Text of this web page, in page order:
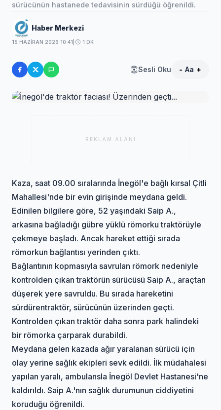
sürücünün hastanede tedavisinin sürdüğü öğrenildi.
Haber Merkezi
15 HAZIRAN 2026 10:41 1 DK
Sesli Oku - Aa +
REKLAM ALANI
Kaza, saat 09.00 sıralarında İnegöl'e bağlı kırsal Çitli
Mahallesi'nde bir evin girişinde meydana geldi.
Edinilen bilgilere göre, 52 yaşındaki Saip A.,
arkasına bağladığı gübre yüklü römorku traktörüyle
çekmeye başladı. Ancak hareket ettiği sırada
römorkun bağlantısı yerinden çıktı.
Bağlantının kopmasıyla savrulan römork nedeniyle
kontrolden çıkan traktörün sürücüsü Saip A., araçtan
düşerek yere savruldu. Bu sırada hareketini
sürdürentraktör, sürücünün üzerinden geçti.
Kontrolden çıkan traktör daha sonra park halindeki
bir römorka çarparak durabildi.
Meydana gelen kazada ağır yaralanan sürücü için
olay yerine sağlık ekipleri sevk edildi. İlk müdahalesi
yapılan yaralı, ambulansla İnegöl Devlet Hastanesi'ne
kaldırıldı. Saip A.'nın sağlık durumunun ciddiyetini
koruduğu öğrenildi.